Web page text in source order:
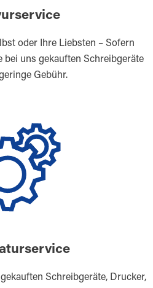
oder Ihre Liebsten – Sofern
uns gekauften Schreibgeräte
Gebühr.
Schreibgeräte, Drucker,